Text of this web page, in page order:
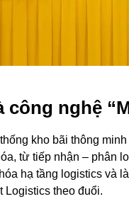
nghệ
kho bãi thông
từ tiếp nhận – phân
hạ tầng logistics và
Logistics theo đuổi.